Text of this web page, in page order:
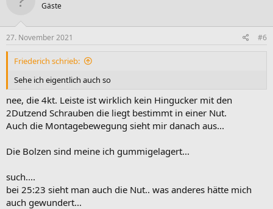
Gäste
27. November 2021 #6
Friederich schrieb:
Sehe ich eigentlich auch so
nee, die 4kt. Leiste ist wirklich kein Hingucker mit den
2Dutzend Schrauben die liegt bestimmt in einer Nut.
Auch die Montagebewegung sieht mir danach aus...
Die Bolzen sind meine ich gummigelagert...
such....
bei 25:23 sieht man auch die Nut.. was anderes hätte mich
auch gewundert...